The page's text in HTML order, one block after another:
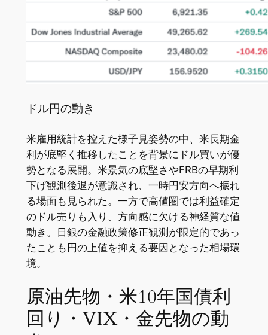
ドル円の動き
米雇用統計を控えた様子見姿勢の中、米長期金
利が底堅く推移したことを背景にドル買いが優
勢となる展開。米景気の底堅さやFRBの早期利
下げ観測後退が意識され、一時円安方向へ振れ
る場面も見られた。一方で高値圏では利益確定
のドル売りも入り、方向感に欠ける神経質な値
動き。日銀の金融政策修正観測が限定的であっ
たことも円の上値を抑える要因となった相場環
境。
原油先物・米10年国債利
回り・VIX・金先物の動